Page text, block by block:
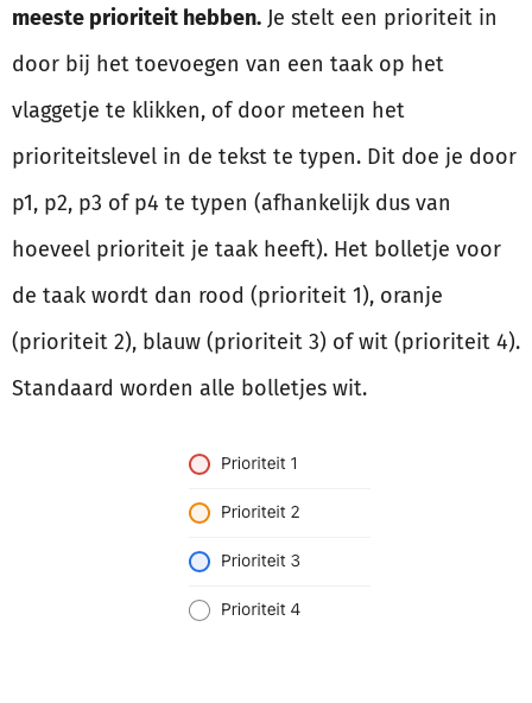
meeste prioriteit hebben. Je stelt een prioriteit in
door bij het toevoegen van een taak op het
vlaggetje te klikken, of door meteen het
prioriteitslevel in de tekst te typen. Dit doe je door
p1, p2, p3 of p4 te typen (afhankelijk dus van
hoeveel prioriteit je taak heeft). Het bolletje voor
de taak wordt dan rood (prioriteit 1), oranje
(prioriteit 2), blauw (prioriteit 3) of wit (prioriteit 4).
Standaard worden alle bolletjes wit.